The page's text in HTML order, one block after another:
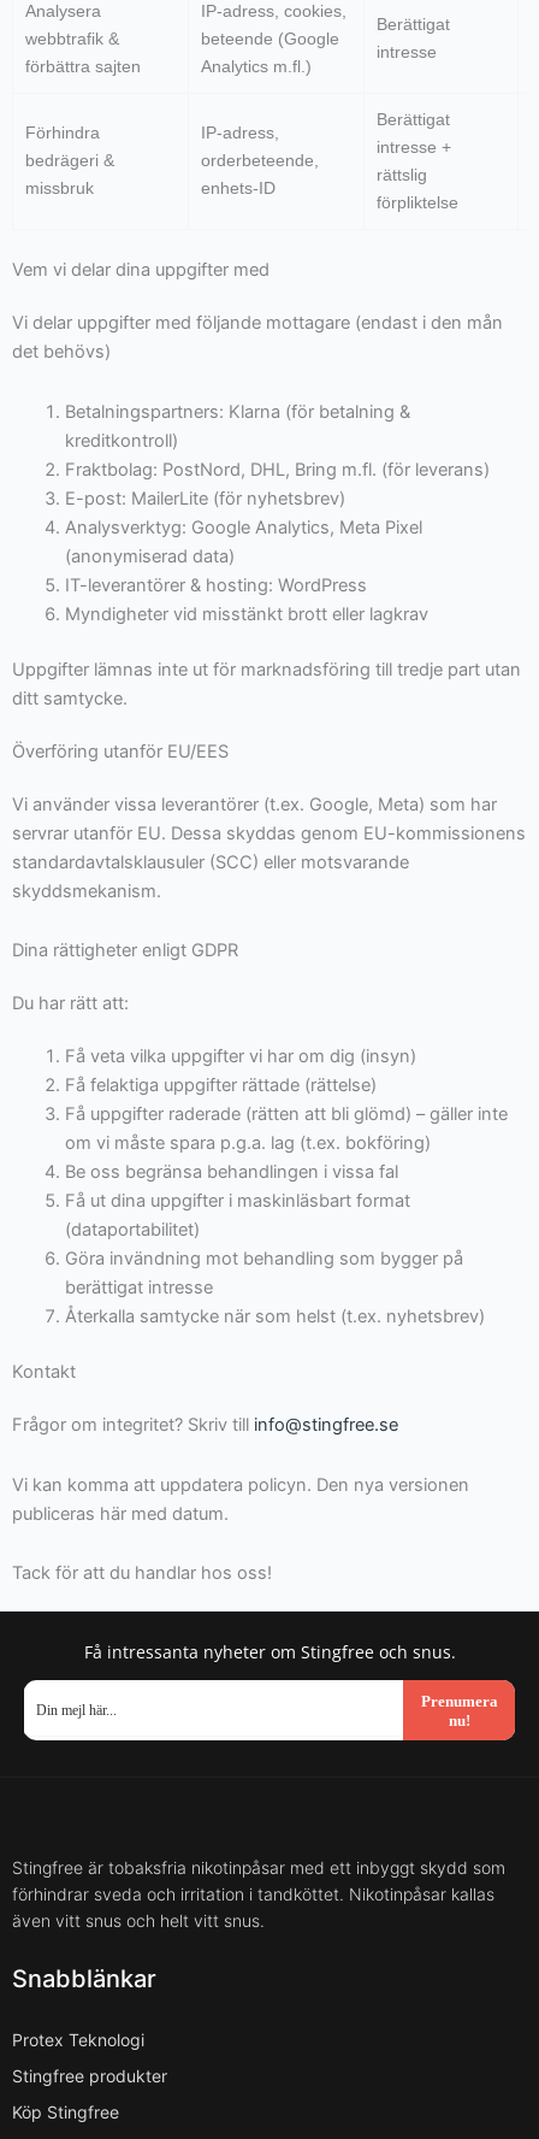
Analysera
webbtrafik &
förbättra sajten
IP-adress, cookies,
beteende (Google
Analytics m.fl.)
Berättigat
intresse
Förhindra
bedrägeri &
missbruk
IP-adress,
orderbeteende,
enhets-ID
Berättigat
intresse +
rättslig
förpliktelse
Vem vi delar dina uppgifter med
Vi delar uppgifter med följande mottagare (endast i den mån
det behövs)
Betalningspartners: Klarna (för betalning &
kreditkontroll)
Fraktbolag: PostNord, DHL, Bring m.fl. (för leverans)
E-post: MailerLite (för nyhetsbrev)
Analysverktyg: Google Analytics, Meta Pixel
(anonymiserad data)
IT-leverantörer & hosting: WordPress
Myndigheter vid misstänkt brott eller lagkrav
Uppgifter lämnas inte ut för marknadsföring till tredje part utan
ditt samtycke.
Överföring utanför EU/EES
Vi använder vissa leverantörer (t.ex. Google, Meta) som har
servrar utanför EU. Dessa skyddas genom EU-kommissionens
standardavtalsklausuler (SCC) eller motsvarande
skyddsmekanism.
Dina rättigheter enligt GDPR
Du har rätt att:
Få veta vilka uppgifter vi har om dig (insyn)
Få felaktiga uppgifter rättade (rättelse)
Få uppgifter raderade (rätten att bli glömd) – gäller inte
om vi måste spara p.g.a. lag (t.ex. bokföring)
Be oss begränsa behandlingen i vissa fal
Få ut dina uppgifter i maskinläsbart format
(dataportabilitet)
Göra invändning mot behandling som bygger på
berättigat intresse
Återkalla samtycke när som helst (t.ex. nyhetsbrev)
Kontakt
Frågor om integritet? Skriv till info@stingfree.se
Vi kan komma att uppdatera policyn. Den nya versionen
publiceras här med datum.
Tack för att du handlar hos oss!
Få intressanta nyheter om Stingfree och snus.
Prenumera
nu!
Stingfree är tobaksfria nikotinpåsar med ett inbyggt skydd som
förhindrar sveda och irritation i tandköttet. Nikotinpåsar kallas
även vitt snus och helt vitt snus.
Snabblänkar
Protex Teknologi
Stingfree produkter
Köp Stingfree